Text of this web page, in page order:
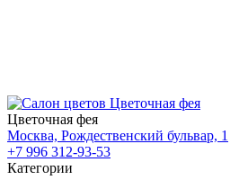
Цветочная фея
Москва, Рождественский бульвар, 1
+7 996 312-93-53
Категории